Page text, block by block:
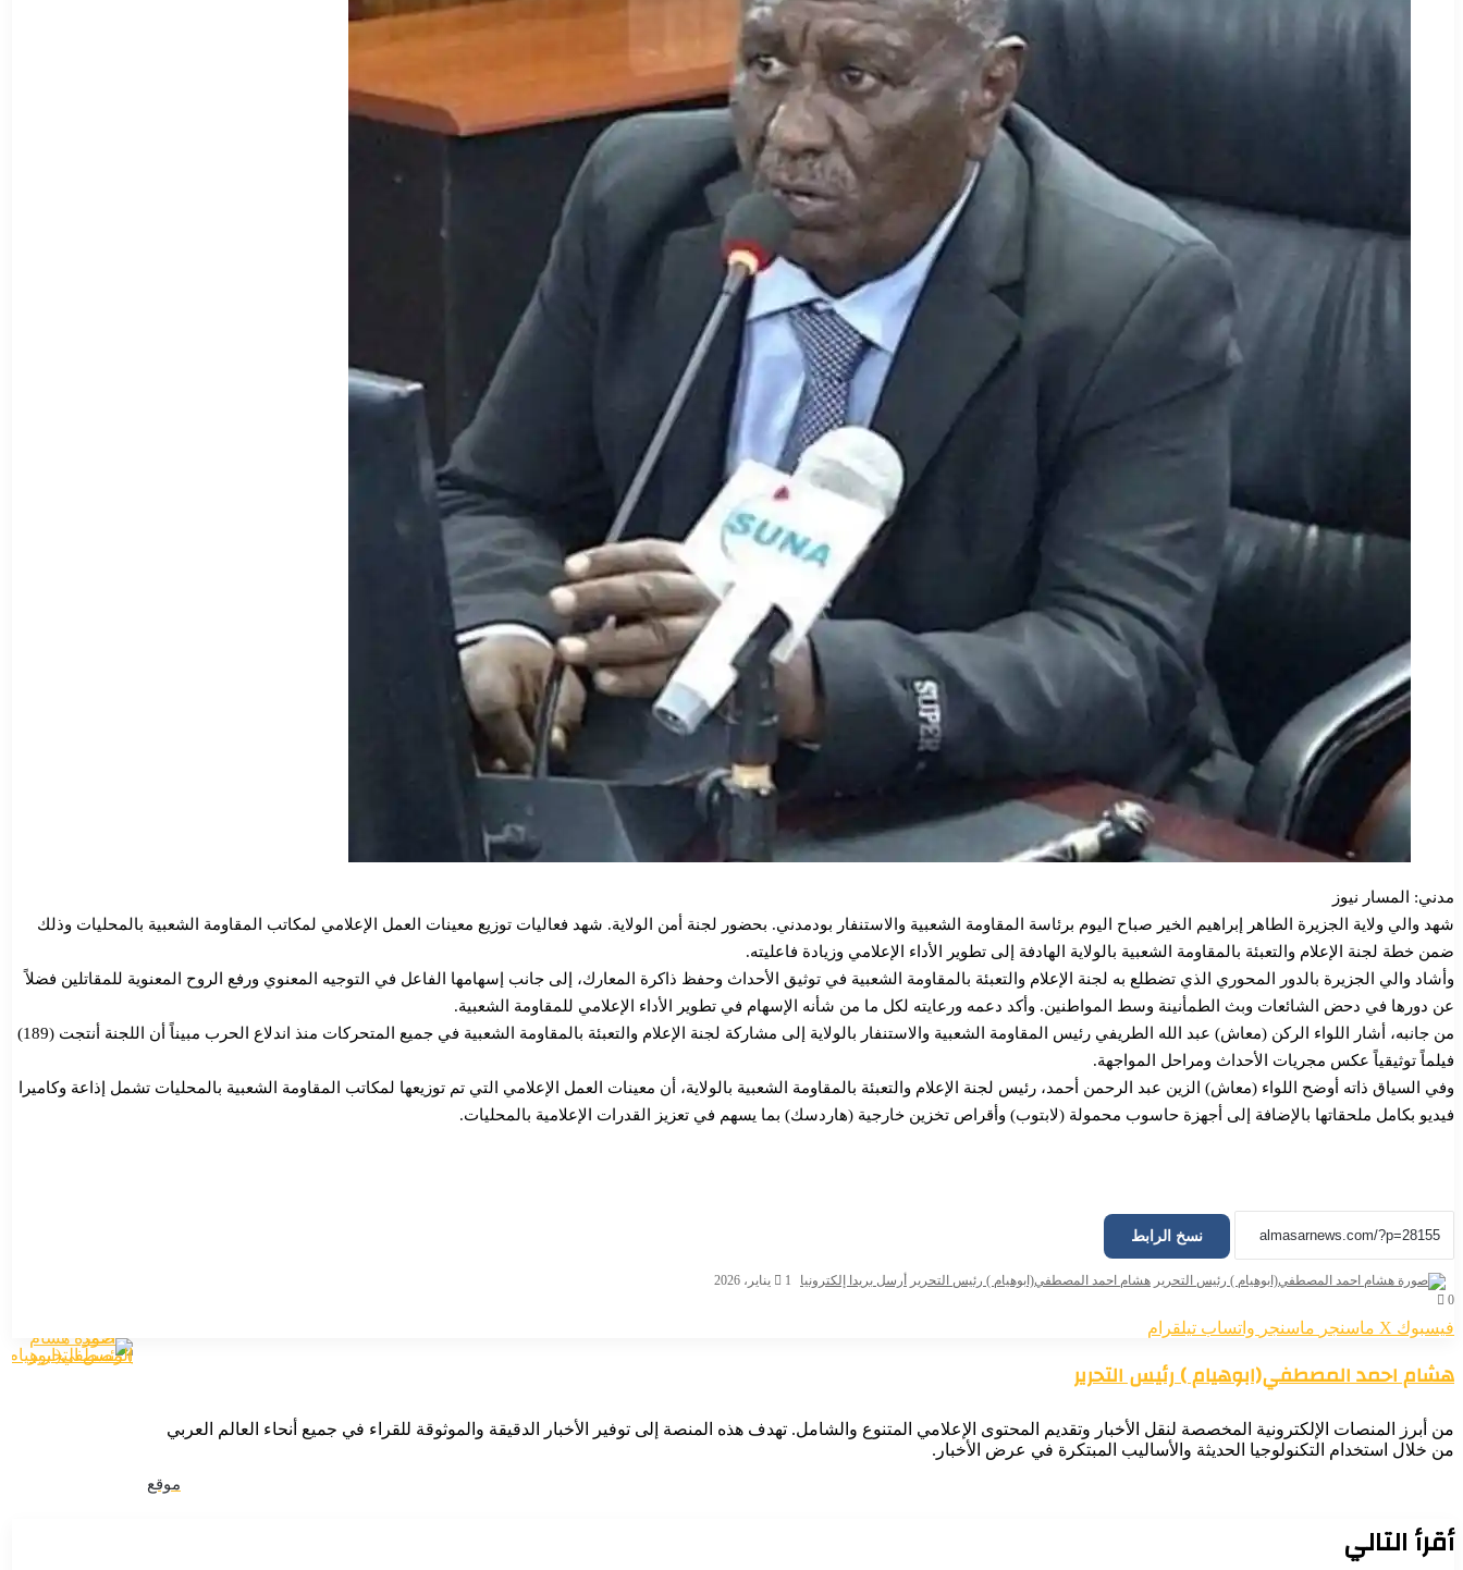
مدني: المسار نيوز
شهد والي ولاية الجزيرة الطاهر إبراهيم الخير صباح اليوم برئاسة المقاومة الشعبية والاستنفار بودمدني. بحضور لجنة أمن الولاية. شهد فعاليات توزيع معينات العمل الإعلامي لمكاتب المقاومة الشعبية بالمحليات وذلك
ضمن خطة لجنة الإعلام والتعبئة بالمقاومة الشعبية بالولاية الهادفة إلى تطوير الأداء الإعلامي وزيادة فاعليته.
وأشاد والي الجزيرة بالدور المحوري الذي تضطلع به لجنة الإعلام والتعبئة بالمقاومة الشعبية في توثيق الأحداث وحفظ ذاكرة المعارك، إلى جانب إسهامها الفاعل في التوجيه المعنوي ورفع الروح المعنوية للمقاتلين فضلاً
عن دورها في دحض الشائعات وبث الطمأنينة وسط المواطنين. وأكد دعمه ورعايته لكل ما من شأنه الإسهام في تطوير الأداء الإعلامي للمقاومة الشعبية.
من جانبه، أشار اللواء الركن (معاش) عبد الله الطريفي رئيس المقاومة الشعبية والاستنفار بالولاية إلى مشاركة لجنة الإعلام والتعبئة بالمقاومة الشعبية في جميع المتحركات منذ اندلاع الحرب مبيناً أن اللجنة أنتجت (189)
فيلماً توثيقياً عكس مجريات الأحداث ومراحل المواجهة.
وفي السياق ذاته أوضح اللواء (معاش) الزين عبد الرحمن أحمد، رئيس لجنة الإعلام والتعبئة بالمقاومة الشعبية بالولاية، أن معينات العمل الإعلامي التي تم توزيعها لمكاتب المقاومة الشعبية بالمحليات تشمل إذاعة وكاميرا
فيديو بكامل ملحقاتها بالإضافة إلى أجهزة حاسوب محمولة (لابتوب) وأقراص تخزين خارجية (هاردسك) بما يسهم في تعزيز القدرات الإعلامية بالمحليات.
نسخ الرابط
هشام احمد المصطفي(ابوهيام ) رئيس التحرير أرسل بريدا إلكترونيا
1 يناير، 2026
0
فيسبوك ‫X ماسنجر ماسنجر واتساب تيلقرام
هشام احمد المصطفي(ابوهيام ) رئيس التحرير
من أبرز المنصات الإلكترونية المخصصة لنقل الأخبار وتقديم المحتوى الإعلامي المتنوع والشامل. تهدف هذه المنصة إلى توفير الأخبار الدقيقة والموثوقة للقراء في جميع أنحاء العالم العربي
من خلال استخدام التكنولوجيا الحديثة والأساليب المبتكرة في عرض الأخبار.
موقع
أقرأ التالي
⭕السيد مدير شرطة ولاية شمال كردفان المكلف يتراس الاجتماع الثالث للمجلس التنسيقي
لمكونات وزارة الداخلية بالولاية اليوم.
🌾 رؤى متجددة 🌾 ✍️ أبشر رفاي حذار من مهددات البيئة السياسية المحيطة والكامنة
95 مؤسسه علاجية لنقل ومعالجة النفايات الطبية الخرطوم : المسار نيوز